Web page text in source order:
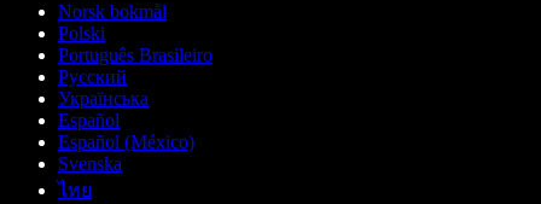
Norsk bokmål
Polski
Português Brasileiro
Русский
Українська
Español
Español (México)
Svenska
ไทย